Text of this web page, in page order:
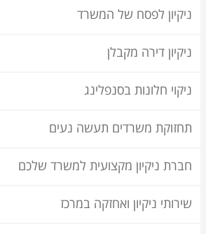
ניקיון לפסח של המשרד
ניקיון דירה מקבלן
ניקוי חלונות בסנפלינג
תחזוקת משרדים תעשה נעים
חברת ניקיון מקצועית למשרד שלכם
שירותי ניקיון ואחזקה במרכז